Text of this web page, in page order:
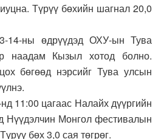
Түрүү бөхийн шагнал 20,0
14-ны өдрүүдэд ОХУ-ын Тува
наадам Кызыл хотод болно.
бөгөөд нэрсийг Тува улсын
11:00 цагаас Налайх дүүргийн
Нүүдэлчин Монгол фестивалын
бөх 3,0 сая төгрөг.